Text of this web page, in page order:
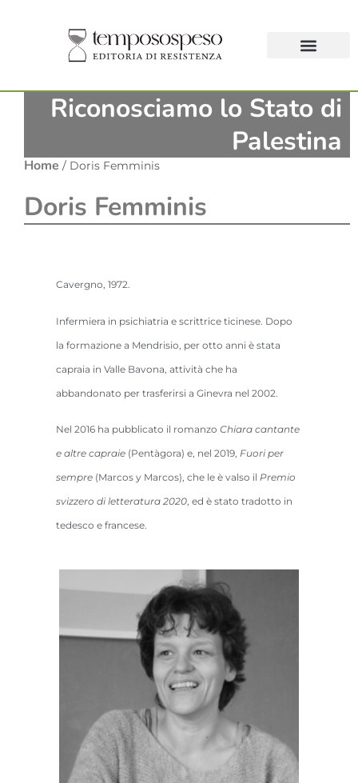
Riconosciamo lo Stato di
Palestina
Home / Doris Femminis
Doris Femminis
Cavergno, 1972.
Infermiera in psichiatria e scrittrice ticinese. Dopo
la formazione a Mendrisio, per otto anni è stata
capraia in Valle Bavona, attività che ha
abbandonato per trasferirsi a Ginevra nel 2002.
Nel 2016 ha pubblicato il romanzo Chiara cantante
e altre capraie (Pentàgora) e, nel 2019, Fuori per
sempre (Marcos y Marcos), che le è valso il Premio
svizzero di letteratura 2020, ed è stato tradotto in
tedesco e francese.